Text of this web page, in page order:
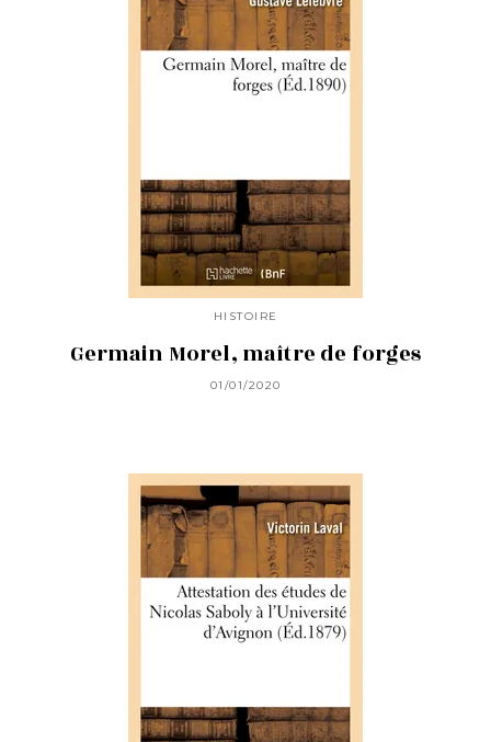
HISTOIRE
Germain Morel, maître de forges
01/01/2020